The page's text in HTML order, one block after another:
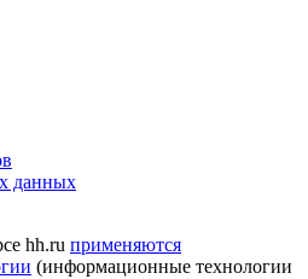
данных
hh.ru применяются
(информационные технологии